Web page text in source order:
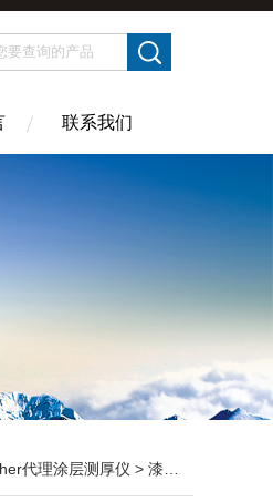
联系我们
代理涂层测厚仪 > 漆膜仪